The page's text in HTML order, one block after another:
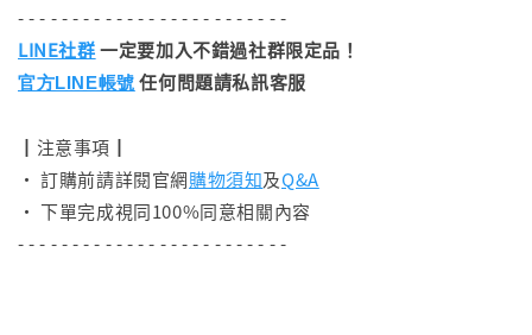
- - - - - - - - - - - - - - - - - - - - - - - - -
LINE社群一定要加入不錯過社群限定品！
官方LINE帳號 任何問題請私訊客服
┃注意事項┃
• 訂購前請詳閱官網購物須知及Q&A
• 下單完成視同100%同意相關內容
- - - - - - - - - - - - - - - - - - - - - - - - -